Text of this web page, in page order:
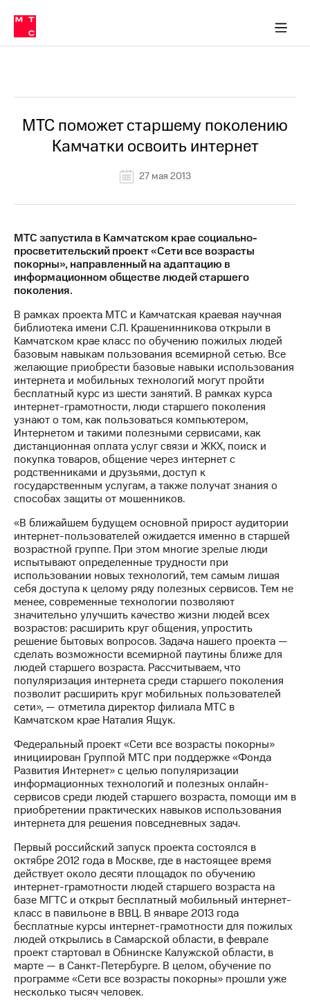
Медиа-центр
и акционерам
Устойчивое развитие
Комплаенс и деловая этика
компании
Карьера
История
компании
Руководство
Контакты
Медиа-центр
Пресс-
МТС
о технологиях
Достижения
Интервью
Финансовая
отчетность
Контакты
Новости
в
регионе
и акционерам
Корпоративное
управление
Корпоративный
секретарь
Раскрытие
информации
Информация
акционерам
Документы
ПАО
"МТС"
Собрания
акционеров
Личный
кабинет
акционера
Акционерный
капитал
Контроль
и
аудит
Рынок
акций
Описание
Программа
приобретения
Порядок
выкупа
акций
Дивиденды
Рынок
облигаций
в МТС
Пресс-
релизы
о технологиях
МТС поможет старшему поколению
Камчатки освоить интернет
27 мая 2013
МТС запустила в Камчатском крае социально-
просветительский проект «Сети все возрасты
покорны», направленный на адаптацию в
информационном обществе людей старшего
поколения.
В рамках проекта МТС и Камчатская краевая научная
библиотека имени С.П. Крашенинникова открыли в
Камчатском крае класс по обучению пожилых людей
базовым навыкам пользования всемирной сетью. Все
желающие приобрести базовые навыки использования
интернета и мобильных технологий могут пройти
бесплатный курс из шести занятий. В рамках курса
интернет-грамотности, люди старшего поколения
узнают о том, как пользоваться компьютером,
Интернетом и такими полезными сервисами, как
дистанционная оплата услуг связи и ЖКХ, поиск и
покупка товаров, общение через интернет с
родственниками и друзьями, доступ к
государственным услугам, а также получат знания о
способах защиты от мошенников.
«В ближайшем будущем основной прирост аудитории
интернет-пользователей ожидается именно в старшей
возрастной группе. При этом многие зрелые люди
испытывают определенные трудности при
использовании новых технологий, тем самым лишая
себя доступа к целому ряду полезных сервисов. Тем не
менее, современные технологии позволяют
значительно улучшить качество жизни людей всех
возрастов: расширить круг общения, упростить
решение бытовых вопросов. Задача нашего проекта —
сделать возможности всемирной паутины ближе для
людей старшего возраста. Рассчитываем, что
популяризация интернета среди старшего поколения
позволит расширить круг мобильных пользователей
сети», — отметила директор филиала МТС в
Камчатском крае Наталия Ящук.
Федеральный проект «Сети все возрасты покорны»
инициирован Группой МТС при поддержке «Фонда
Развития Интернет» с целью популяризации
информационных технологий и полезных онлайн-
сервисов среди людей старшего возраста, помощи им в
приобретении практических навыков использования
интернета для решения повседневных задач.
Первый российский запуск проекта состоялся в
октябре 2012 года в Москве, где в настоящее время
действует около десяти площадок по обучению
интернет-грамотности людей старшего возраста на
базе МГТС и открыт бесплатный мобильный интернет-
класс в павильоне в ВВЦ. В январе 2013 года
бесплатные курсы интернет-грамотности для пожилых
людей открылись в Самарской области, в феврале
проект стартовал в Обнинске Калужской области, в
марте — в Санкт-Петербурге. В целом, обучение по
программе «Сети все возрасты покорны» прошли уже
несколько тысяч человек.